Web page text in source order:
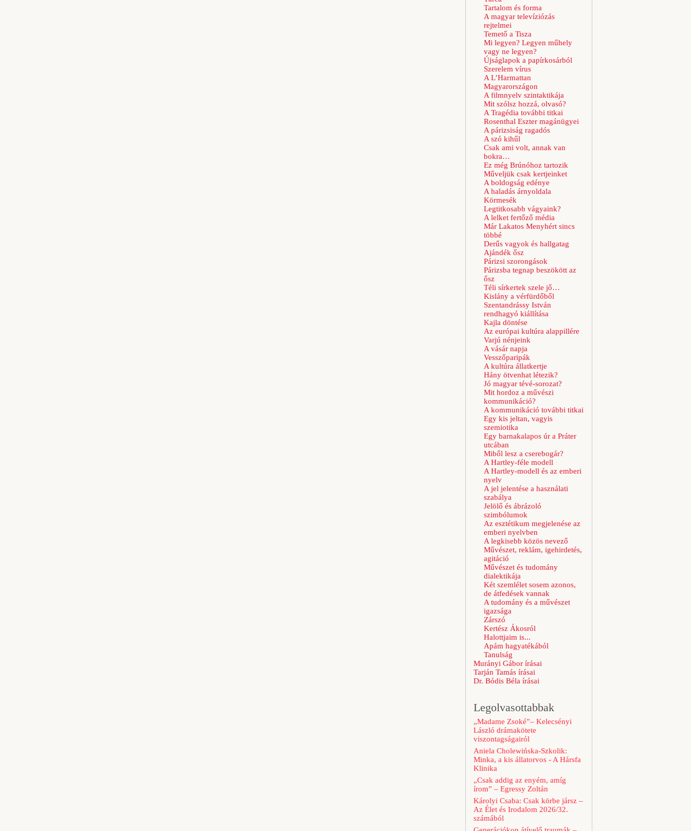
Tartalom és forma
A magyar televíziózás
rejtelmei
Temető a Tisza
Mi legyen? Legyen műhely
vagy ne legyen?
Újságlapok a papírkosárból
Szerelem vírus
A L’Harmattan
Magyarországon
A filmnyelv szintaktikája
Mit szólsz hozzá, olvasó?
A Tragédia további titkai
Rosenthal Eszter magánügyei
A párizsiság ragadós
A szó kihűl
Csak ami volt, annak van
bokra…
Ez még Brúnóhoz tartozik
Műveljük csak kertjeinket
A boldogság edénye
A haladás árnyoldala
Körmesék
Legtitkosabb vágyaink?
A lelket fertőző média
Már Lakatos Menyhért sincs
többé
Derűs vagyok és hallgatag
Ajándék ősz
Párizsi szorongások
Párizsba tegnap beszökött az
ősz
Téli sírkertek szele jő…
Kislány a vérfürdőből
Szentandrássy István
rendhagyó kiállítása
Kajla döntése
Az európai kultúra alappillére
Varjú nénjeink
A vásár napja
Vesszőparipák
A kultúra állatkertje
Hány ötvenhat létezik?
Jó magyar tévé-sorozat?
Mit hordoz a művészi
kommunikáció?
A kommunikáció további titkai
Egy kis jeltan, vagyis
szemiotika
Egy barnakalapos úr a Práter
utcában
Miből lesz a cserebogár?
A Hartley-féle modell
A Hartley-modell és az emberi
nyelv
A jel jelentése a használati
szabálya
Jelölő és ábrázoló
szimbólumok
Az esztétikum megjelenése az
emberi nyelvben
A legkisebb közös nevező
Művészet, reklám, igehirdetés,
agitáció
Művészet és tudomány
dialektikája
Két szemlélet sosem azonos,
de átfedések vannak
A tudomány és a művészet
igazsága
Zárszó
Kertész Ákosról
Halottjaim is...
Apám hagyatékából
Tanulság
Murányi Gábor írásai
Tarján Tamás írásai
Dr. Bódis Béla írásai
Legolvasottabbak
„Madame Zsoké”– Kelecsényi
László drámakötete
viszontagságairól
Aniela Cholewińska-Szkolik:
Minka, a kis állatorvos - A Hársfa
Klinika
„Csak addig az enyém, amíg
írom” – Egressy Zoltán
Károlyi Csaba: Csak körbe jársz –
Az Élet és Irodalom 2026/32.
számából